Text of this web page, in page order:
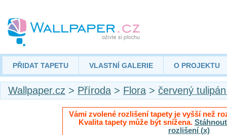
PŘIDAT TAPETU VLASTNÍ GALERIE O PROJEKTU
Wallpaper.cz > Příroda > Flora > červený
Vámi zvolené rozlišení tapety je vyšší než
Kvalita tapety může být snížena.
rozlišení (x)